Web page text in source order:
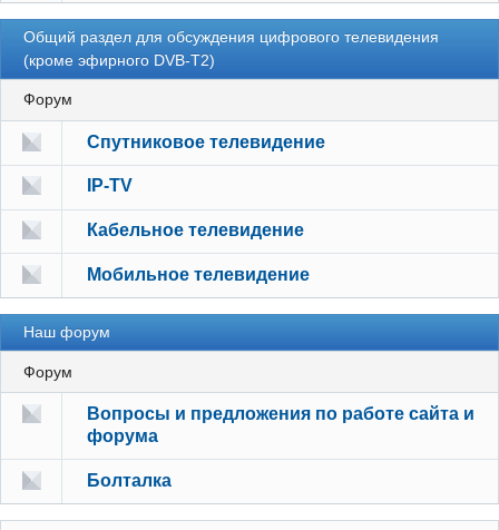
Общий раздел для обсуждения цифрового телевидения
(кроме эфирного DVB-T2)
Форум
Спутниковое телевидение
IP-TV
Кабельное телевидение
Мобильное телевидение
Наш форум
Форум
Вопросы и предложения по работе сайта и
форума
Болталка